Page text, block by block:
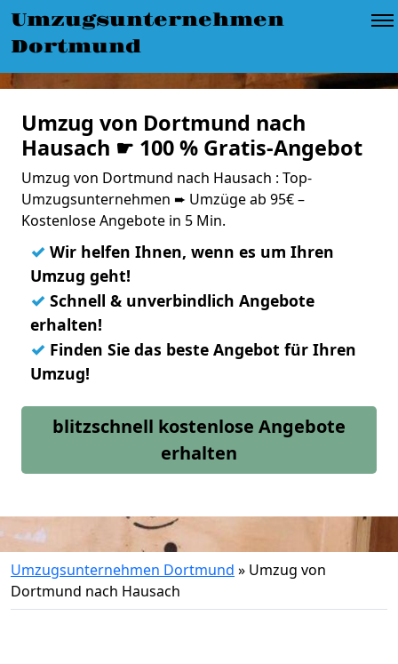
Umzugsunternehmen
Dortmund
Umzug von Dortmund nach
Hausach ☛ 100 % Gratis-Angebot
Umzug von Dortmund nach Hausach : Top-
Umzugsunternehmen ➨ Umzüge ab 95€ –
Kostenlose Angebote in 5 Min.
✓ Wir helfen Ihnen, wenn es um Ihren
Umzug geht!
✓ Schnell & unverbindlich Angebote
erhalten!
✓ Finden Sie das beste Angebot für Ihren
Umzug!
blitzschnell kostenlose Angebote
erhalten
Umzugsunternehmen Dortmund » Umzug von
Dortmund nach Hausach